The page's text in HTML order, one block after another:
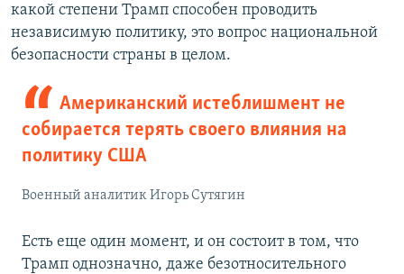
какой степени Трамп способен проводить
независимую политику, это вопрос национальной
безопасности страны в целом.
Американский истеблишмент не
собирается терять своего влияния на
политику США
Военный аналитик Игорь Сутягин
Есть еще один момент, и он состоит в том, что
Трамп однозначно, даже безотносительного